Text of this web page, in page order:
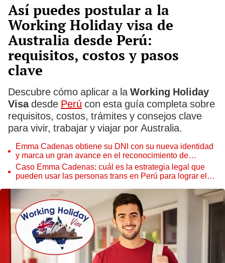
Así puedes postular a la
Working Holiday visa de
Australia desde Perú:
requisitos, costos y pasos
clave
Descubre cómo aplicar a la Working Holiday
Visadesde Perú con esta guía completa sobre
requisitos, costos, trámites y consejos clave
para vivir, trabajar y viajar por Australia.
Emma Cadenas obtiene su DNI con su nueva identidad
y marca un gran avance en el reconocimiento de
personas trans en Perú
Caso Emma Cadenas: cuál es la estrategia legal que
pueden usar las personas trans en Perú para lograr el